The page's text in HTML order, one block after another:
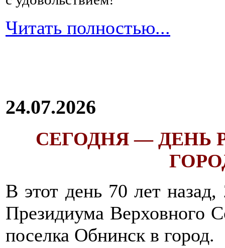
Читать полностью...
24.07.2026
СЕГОДНЯ — ДЕНЬ
В этот день 70 лет
Президиума Верховного
поселка Обнинск в город.